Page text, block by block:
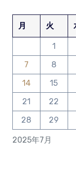
2025年7月
月 火
1
7
8
14
15
21
22
28
29